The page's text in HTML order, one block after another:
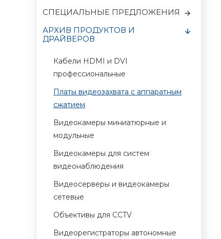
CПЕЦИАЛЬНЫЕ ПРЕДЛОЖЕНИЯ
АРХИВ ПРОДУКТОВ И
ДРАЙВЕРОВ
Кабели HDMI и DVI
профессиональные
Платы видеозахвата с аппаратным
сжатием
Видеокамеры миниатюрные и
модульные
Видеокамеры для систем
видеонаблюдения
Видеосерверы и видеокамеры
сетевые
Объективы для CCTV
Видеорегистраторы автономные